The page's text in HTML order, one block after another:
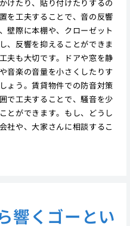
けたり、貼り付けたりするの
を工夫することで、音の反響
壁際に本棚や、クローゼット
、反響を抑えることができま
夫も大切です。ドアや窓を静
音楽の音量を小さくしたりす
ょう。賃貸物件での防音対策
で工夫することで、騒音を少
とができます。もし、どうし
社や、大家さんに相談するこ
響くゴーとい